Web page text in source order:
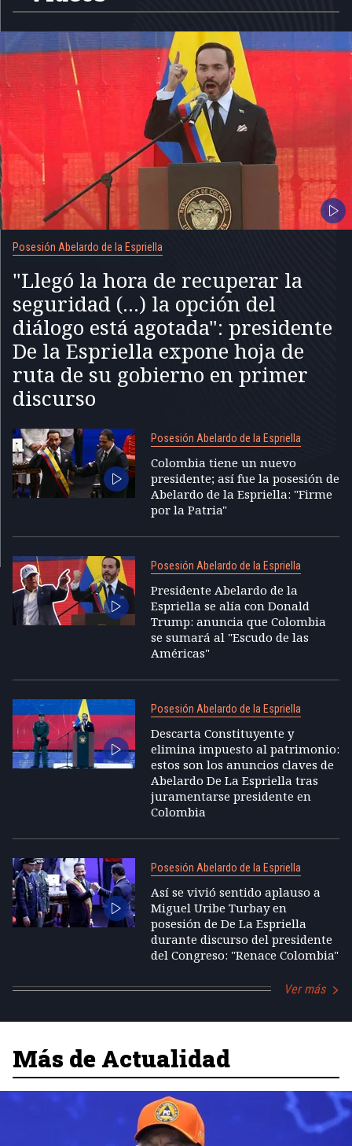
Posesión Abelardo de la Espriella
"Llegó la hora de recuperar la
seguridad (...) la opción del
diálogo está agotada": presidente
De la Espriella expone hoja de
ruta de su gobierno en primer
discurso
Posesión Abelardo de la Espriella
Colombia tiene un nuevo
presidente; así fue la posesión de
Abelardo de la Espriella: "Firme
por la Patria"
Posesión Abelardo de la Espriella
Presidente Abelardo de la
Espriella se alía con Donald
Trump: anuncia que Colombia
se sumará al "Escudo de las
Américas"
Posesión Abelardo de la Espriella
Descarta Constituyente y
elimina impuesto al patrimonio:
estos son los anuncios claves de
Abelardo De La Espriella tras
juramentarse presidente en
Colombia
Posesión Abelardo de la Espriella
Así se vivió sentido aplauso a
Miguel Uribe Turbay en
posesión de De La Espriella
durante discurso del presidente
del Congreso: "Renace Colombia"
Ver más
Más de Actualidad